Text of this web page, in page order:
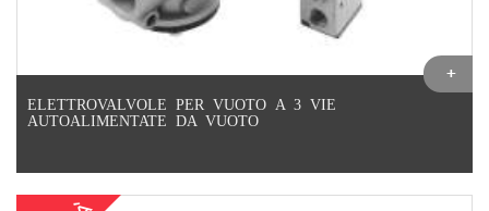
ELETTROVALVOLE PER VUOTO A 3 VIE
AUTOALIMENTATE DA VUOTO